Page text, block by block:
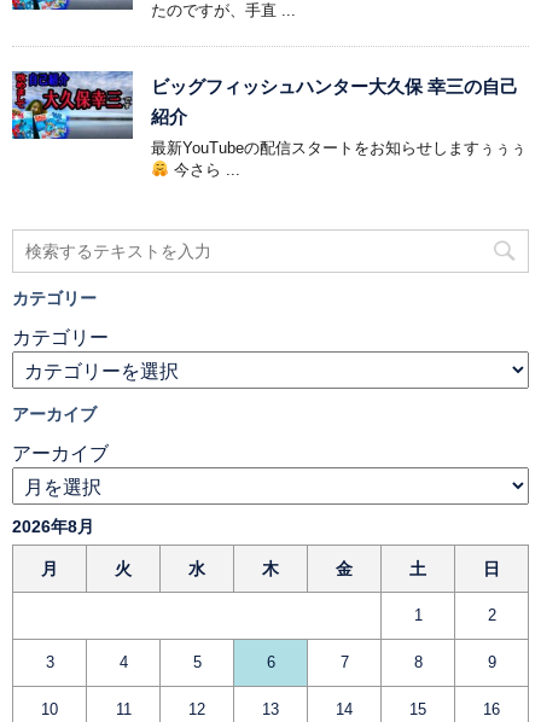
たのですが、手直 ...
ビッグフィッシュハンター大久保 幸三の自己
紹介
最新YouTubeの配信スタートをお知らせしますぅぅぅ
今さら ...
カテゴリー
カテゴリー
アーカイブ
アーカイブ
2026年8月
月 火 水 木 金 土 日
1 2
3 4 5 6 7 8 9
10 11 12 13 14 15 16